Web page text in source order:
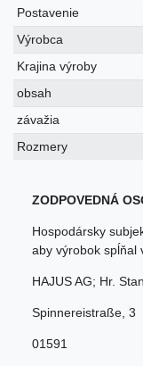
Postavenie
Výrobca
Krajina výroby
obsah
závažia
Rozmery
ZODPOVEDNÁ
Hospodársky
aby výrobok spĺňal
HAJUS AG; Hr.
Spinnereistraße 3
01591